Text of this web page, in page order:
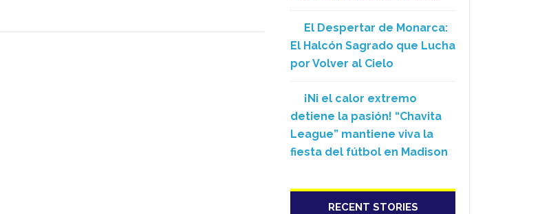
El Despertar de Monarca:
El Halcón Sagrado que Lucha
por Volver al Cielo
¡Ni el calor extremo
detiene la pasión! “Chavita
League” mantiene viva la
fiesta del fútbol en Madison
RECENT STORIES